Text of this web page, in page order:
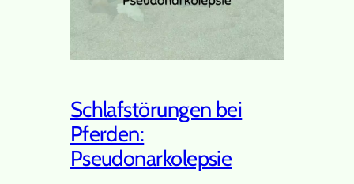
Schlafstörungen bei
Pferden:
Pseudonarkolepsie